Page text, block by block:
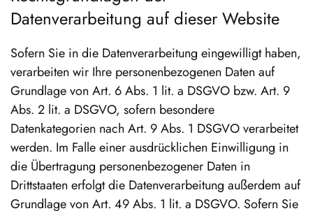
Datenverarbeitung auf dieser Website
Sofern Sie in die Datenverarbeitung eingewilligt haben,
verarbeiten wir Ihre personenbezogenen Daten auf
Grundlage von Art. 6 Abs. 1 lit. a DSGVO bzw. Art. 9
Abs. 2 lit. a DSGVO, sofern besondere
Datenkategorien nach Art. 9 Abs. 1 DSGVO verarbeitet
werden. Im Falle einer ausdrücklichen Einwilligung in
die Übertragung personenbezogener Daten in
Drittstaaten erfolgt die Datenverarbeitung außerdem auf
Grundlage von Art. 49 Abs. 1 lit. a DSGVO. Sofern Sie